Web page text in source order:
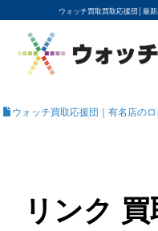
ウォッチ買取買取応援団│ 最
YouTubeで動画を公開中
ROLEXモデル名から買
高級時計ブランド名か
地域から買取店を探す
店舗名から買取店を探す
ブランド時計を高く売る
買取査定を依頼する
ウォッチ買取応援団｜有名店の
リンク